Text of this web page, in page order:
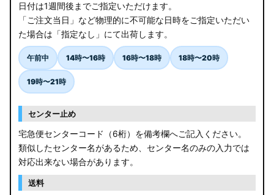
日付は1週間後までご指定いただけます。
「ご注文当日」など物理的に不可能な日時をご指定いただい
た場合は「指定なし」にて出荷します。
午前中 14時〜16時 16時〜18時 18時〜20時
19時〜21時
センター止め
宅急便センターコード（6桁）を備考欄へご記入ください。
類似したセンター名があるため、センター名のみの入力では
対応出来ない場合があります。
送料